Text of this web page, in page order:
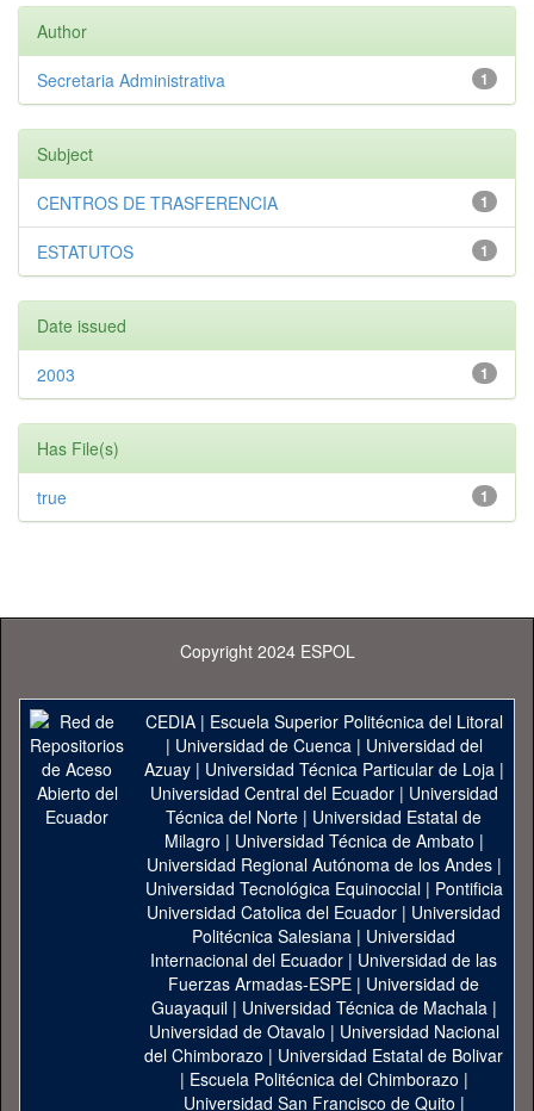
Author
1
Secretaria Administrativa
Subject
1
CENTROS DE TRASFERENCIA
1
ESTATUTOS
Date issued
1
2003
Has File(s)
1
true
Copyright 2024 ESPOL
CEDIA| Escuela Superior Politécnica del Litoral
| Universidad de Cuenca| Universidad del
Azuay| Universidad Técnica Particular de Loja|
Universidad Central del Ecuador| Universidad
Técnica del Norte | Universidad Estatal de
Milagro | Universidad Técnica de Ambato |
Universidad Regional Autónoma de los Andes|
Universidad Tecnológica Equinoccial| Pontificia
Universidad Catolica del Ecuador | Universidad
Politécnica Salesiana | Universidad
Internacional del Ecuador | Universidad de las
Fuerzas Armadas-ESPE | Universidad de
Guayaquil| Universidad Técnica de Machala|
Universidad de Otavalo | Universidad Nacional
del Chimborazo | Universidad Estatal de Bolivar
| Escuela Politécnica del Chimborazo |
Universidad San Francisco de Quito |